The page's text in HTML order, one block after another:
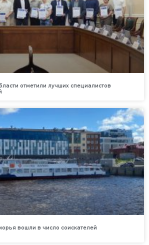
отметили лучших специалистов
вошли в число соискателей